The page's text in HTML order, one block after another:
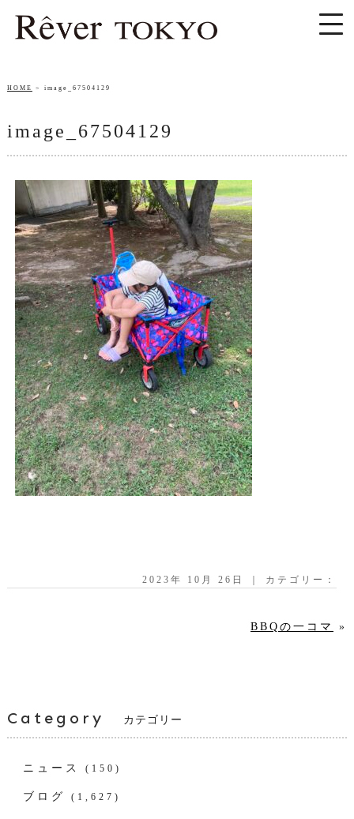
HOME image_67504129
image_67504129
2023年 10月 26日 ｜ カテゴリー：
BBQの一コマ »
Category カテゴリー
ニュース (150)
ブログ (1,627)